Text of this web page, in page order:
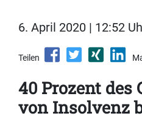
6. April 2020 | 12:52
Teilen
40 Prozent des
von Insolvenz